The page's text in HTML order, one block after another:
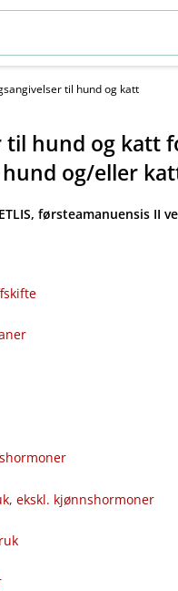
til hund og katt
til hund og katt
og​/​eller
førsteamanuensis II
ekskl. kjønnshormoner